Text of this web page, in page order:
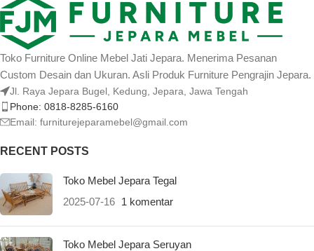
Toko Furniture Online Mebel Jati Jepara. Menerima Pesanan
Custom Desain dan Ukuran. Asli Produk Furniture Pengrajin Jepara.
Jl. Raya Jepara Bugel, Kedung, Jepara, Jawa Tengah
Phone: 0818-8285-6160
Email: furniturejeparamebel@gmail.com
RECENT POSTS
Toko Mebel Jepara Tegal
2025-07-16 1 komentar
Toko Mebel Jepara Seruyan